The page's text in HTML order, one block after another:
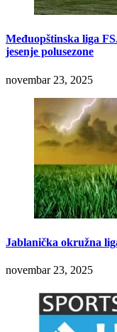
Međuopštinska liga
jesenje polusezone
novembar 23, 2025
Jablanička okružna
novembar 23, 2025